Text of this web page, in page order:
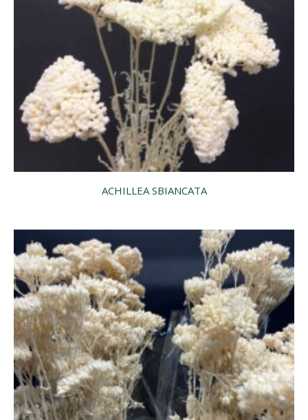
ACHILLEA SBIANCATA